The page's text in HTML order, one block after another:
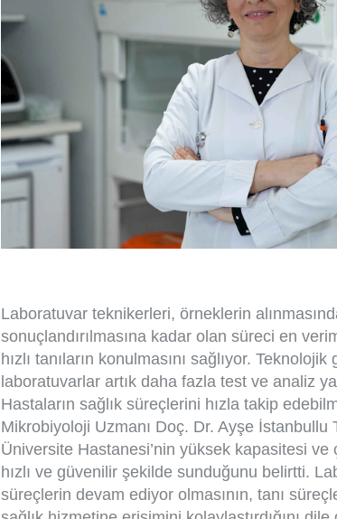
Laboratuvar teknikerleri, örneklerin
sonuçlandırılmasına kadar olan süreci en
hızlı tanıların konulmasını sağlıyor.
laboratuvarlar artık daha fazla test ve analiz
Hastaların sağlık süreçlerini hızla takip
Mikrobiyoloji Uzmanı Doç. Dr. Ayşe İstanbullu
Üniversite Hastanesi’nin yüksek kapasitesi ve
hızlı ve güvenilir şekilde sunduğunu belirtti.
süreçlerin devam ediyor olmasının, tanı